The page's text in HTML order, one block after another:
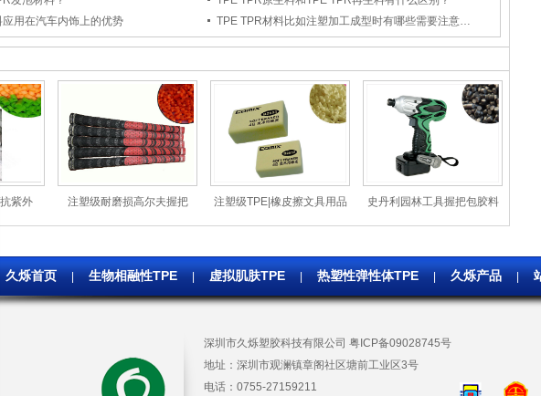
用在汽车内饰上的优势
TPE TPR材料比如注塑加工成型时有哪些需要注意的问题？
紫外
注塑级耐磨损高尔夫握把
注塑级TPE|橡皮擦文具用品
史丹利园林工具握把包胶料
久烁首页 | 生物相融性TPE | 虚拟肌肤TPE | 热塑性弹性体TPE | 久烁产品 |
深圳市久烁塑胶科技有限公司 粤ICP备09028745号
地址： 深圳市观澜镇章阁社区塘前工业区3号
电话： 0755-27159211